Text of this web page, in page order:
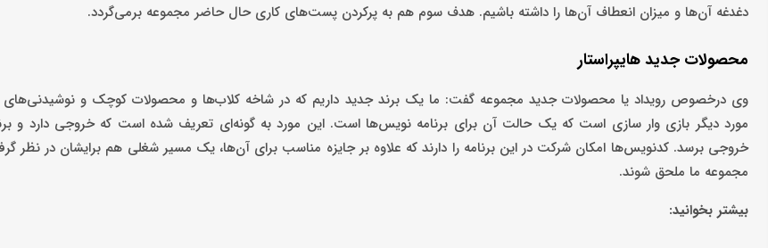
دغدغه آن‌ها و میزان انعطاف آن‌ها را داشته باشیم. هدف سوم هم به پرکردن پست‌های کاری حال حاضر مجموعه برمی‌گردد.
محصولات جدید هایپراستار
وی درخصوص رویداد یا محصولات جدید مجموعه گفت: ما یک برند جدید داریم که در شاخه کلاب‌ها و محصولات کوچک و نوشیدنی‌های
مورد دیگر بازی وار سازی است که یک حالت آن برای برنامه نویس‌ها است. این مورد به گونه‌ای تعریف شده است که خروجی دارد و
خروجی برسد. کدنویس‌ها امکان شرکت در این برنامه را دارند که علاوه بر جایزه مناسب برای آن‌ها، یک مسیر شغلی هم برایشان در نظر
مجموعه ما ملحق شوند.
بیشتر بخوانید: